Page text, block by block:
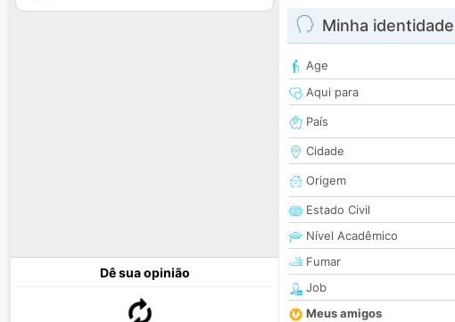
Dê sua opinião
Minha identidade
Age
Aqui para
País
Cidade
Origem
Estado Civil
Nível Acadêmico
Fumar
Job
Meus amigos